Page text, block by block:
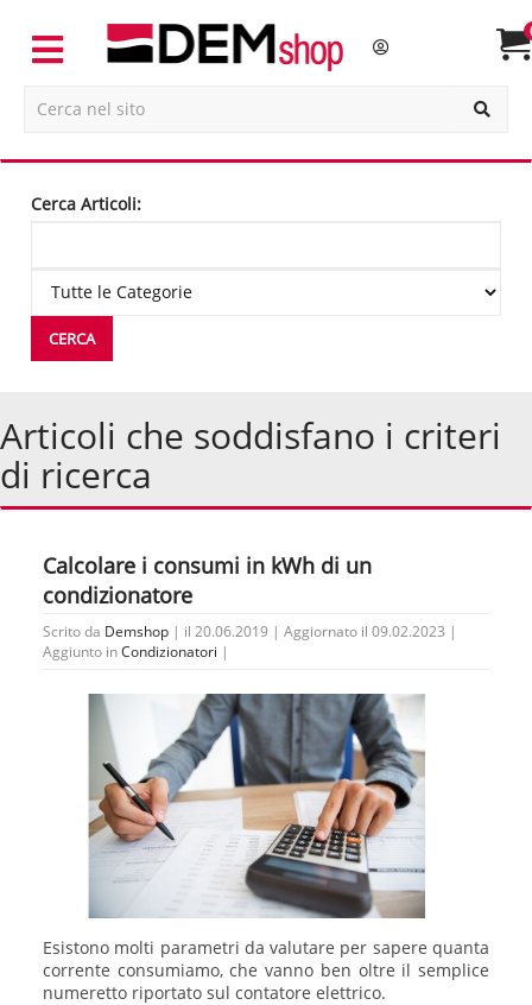
Cerca Articoli:
Articoli che soddisfano i criteri
di ricerca
Calcolare i consumi in kWh di un
condizionatore
Scrito da Demshop | il 20.06.2019 | Aggiornato il 09.02.2023 |
Aggiunto inCondizionatori |
Esistono molti parametri da valutare per sapere quanta
corrente consumiamo, che vanno ben oltre il semplice
numeretto riportato sul contatore elettrico.